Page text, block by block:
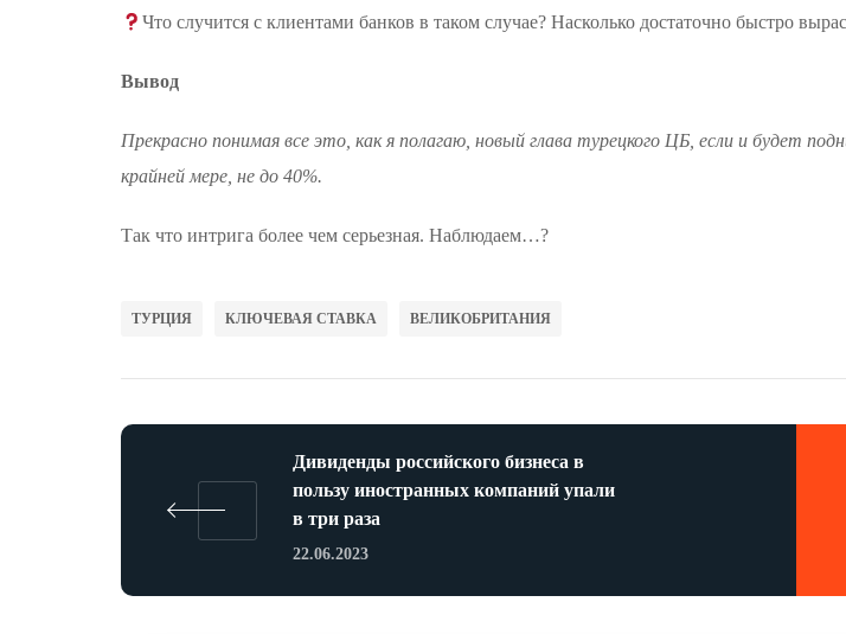
Что случится с клиентами банков в таком случае? Насколько достаточно быстро
Вывод
Прекрасно понимая все это, как я полагаю, новый глава турецкого ЦБ, если и будет
крайней мере, не до 40%.
Так что интрига более чем серьезная. Наблюдаем…?
ТУРЦИЯ КЛЮЧЕВАЯ СТАВКА ВЕЛИКОБРИТАНИЯ
Дивиденды российского бизнеса в
пользу иностранных компаний упали
в три раза
22.06.2023